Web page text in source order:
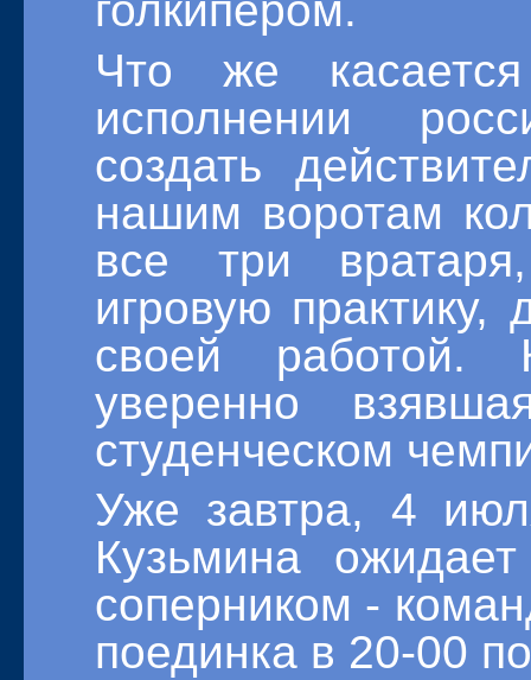
голкипером.
Что же
исполнении
создать
нашим воротам
все три
игровую практику,
своей
уверенно
студенческом
Уже завтра, 4
Кузьмина
соперником -
поединка в 20-00